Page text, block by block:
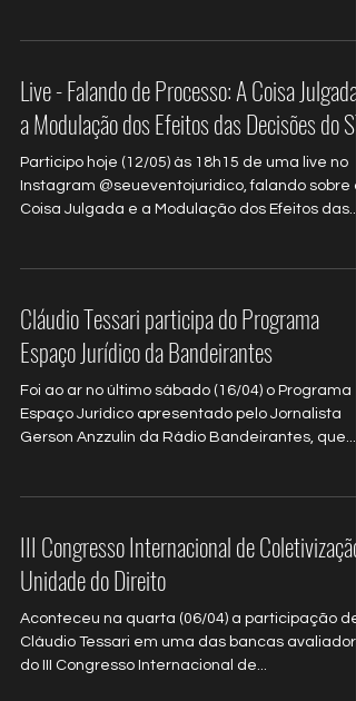
Live - Falando de Processo: A Coisa Julgada e
a Modulação dos Efeitos das Decisões do STF
Participo hoje (12/05) às 18h15 de uma live no
Instagram @seueventojuridico, falando sobre a
Coisa Julgada e a Modulação dos Efeitos das...
Cláudio Tessari participa do Programa
Espaço Jurídico da Bandeirantes
Foi ao ar no último sábado (16/04) o Programa
Espaço Jurídico apresentado pelo Jornalista
Gerson Anzzulin da Rádio Bandeirantes, que...
III Congresso Internacional de Coletivização e
Unidade do Direito
Aconteceu na quarta (06/04) a participação de
Cláudio Tessari em uma das bancas
do III Congresso Internacional de...